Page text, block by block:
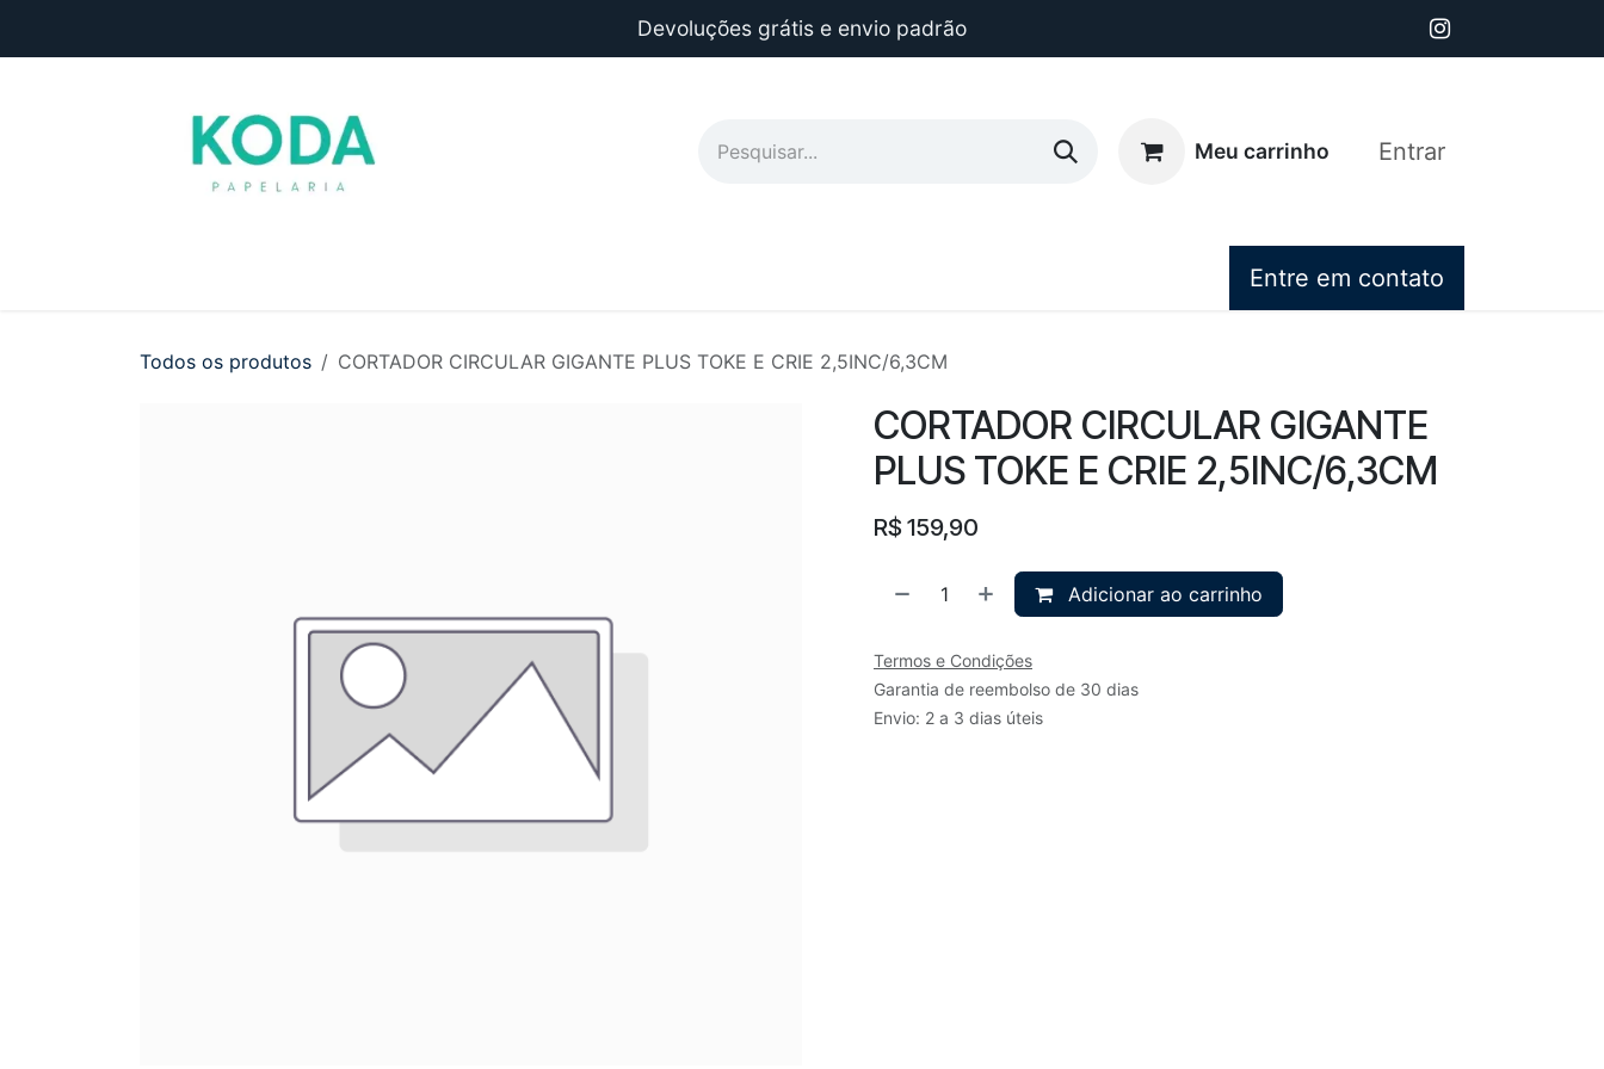
Devoluções grátis e envio padrão
Meu carrinho Entrar
Entre em contato
Todos os produtos CORTADOR CIRCULAR GIGANTE PLUS TOKE E CRIE 2,5INC/6,3CM
CORTADOR CIRCULAR GIGANTE
PLUS TOKE E CRIE 2,5INC/6,3CM
R$ 159,90
Adicionar ao carrinho
Termos e Condições
Garantia de reembolso de 30 dias
Envio: 2 a 3 dias úteis